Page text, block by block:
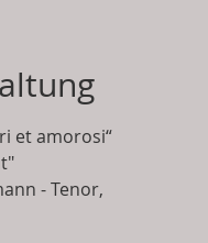
et amorosi“
- Tenor,